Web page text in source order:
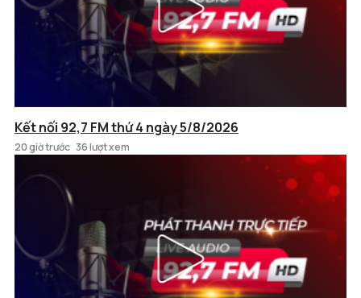
Kết nối 92,7 FM thứ 4 ngày 5/8/2026
20 giờ trước 36 lượt xem